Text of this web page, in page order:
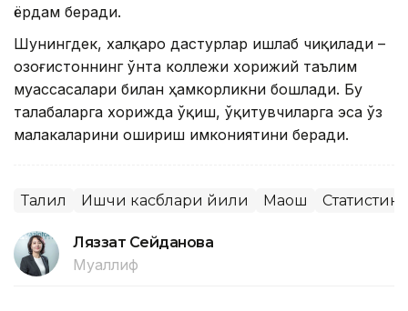
ёрдам беради.
Шунингдек, халқаро дастурлар ишлаб чиқилади –
Қозоғистоннинг ўнта коллежи хорижий таълим
муассасалари билан ҳамкорликни бошлади. Бу
талабаларга хорижда ўқиш, ўқитувчиларга эса ўз
малакаларини ошириш имкониятини беради.
Таҳлил Ишчи касблари йили Маош Статистика
Ляззат Сейданова
Муаллиф